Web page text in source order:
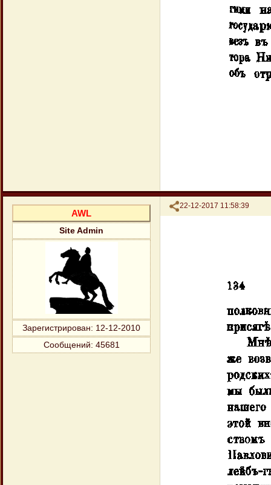
Поделиться
22-12-2017 11:58:39
AWL
Site Admin
Зарегистрирован: 12-12-2010
Сообщений: 45681